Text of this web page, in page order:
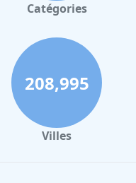
Catégories
208,995
Villes